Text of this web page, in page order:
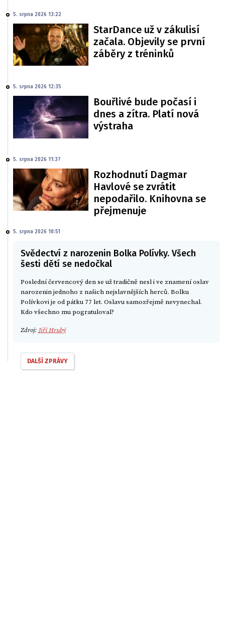
5. srpna 2026 13:22
StarDance už v zákulisí
začala. Objevily se první
záběry z tréninků
5. srpna 2026 12:35
Bouřlivé bude počasí i
dnes a zítra. Platí nová
výstraha
5. srpna 2026 11:37
Rozhodnutí Dagmar
Havlové se zvrátit
nepodařilo. Knihovna se
přejmenuje
5. srpna 2026 10:51
Svědectví z narozenin Bolka Polívky. Všech
šesti dětí se nedočkal
Poslední červencový den se už tradičně nesl i ve znamení oslav
narozenin jednoho z našich nejslavnějších herců. Bolku
Polívkovi je od pátku 77 let. Oslavu samozřejmě nevynechal.
Kdo všechno mu pogratuloval?
Zdroj: Jiří Hrubý
DALŠÍ ZPRÁVY